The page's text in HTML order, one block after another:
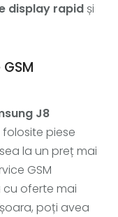
display rapid și
J8
piese
la un preț mai
GSM
oferte mai
poți avea